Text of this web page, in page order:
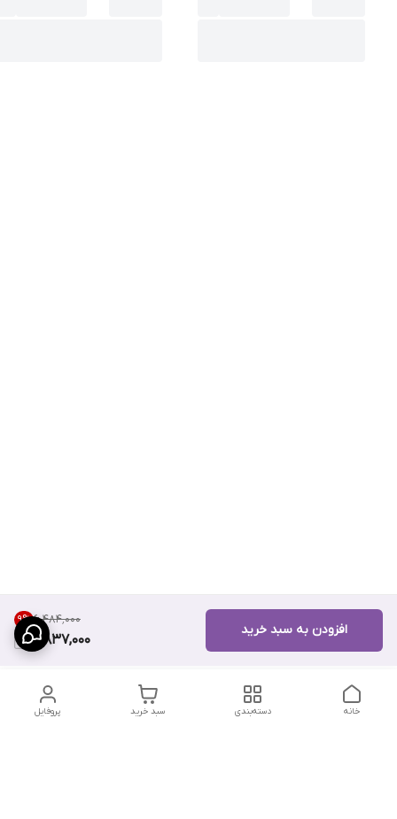
۶٬۴۸۴٬۰۰۰ 9%
5,837,000
افزودن به سبد خرید
پروفایل سبد خرید دسته‌بندی خانه